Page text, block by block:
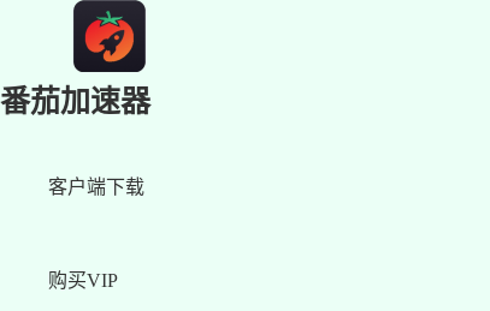
番茄加速器
客户端下载
购买VIP